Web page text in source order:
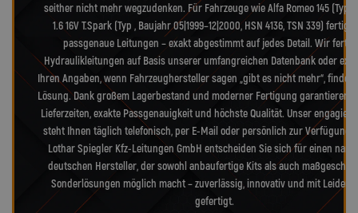
seither nicht mehr wegzudenken. Für Fahrzeuge wie Alfa Romeo 145 (Typ
1.6 16V T.Spark (Typ , Baujahr 05|1999–12|2000, HSN 4136, TSN 339)
passgenaue Leitungen – exakt abgestimmt auf jedes Detail. Wir
Hydraulikleitungen auf Basis unserer umfangreichen Datenbank oder
Ihren Angaben, wenn Fahrzeughersteller sagen „gibt es nicht mehr“,
Lösung. Dank großem Lagerbestand und moderner Fertigung garantieren
Lieferzeiten, exakte Passgenauigkeit und höchste Qualität. Unser
steht Ihnen täglich telefonisch, per E-Mail oder persönlich zur Verfügung.
Lothar Spiegler Kfz-Leitungen GmbH entscheiden Sie sich für einen
deutschen Hersteller, der sowohl anbaufertige Kits als auch
Sonderlösungen möglich macht – zuverlässig, innovativ und mit
gefertigt.